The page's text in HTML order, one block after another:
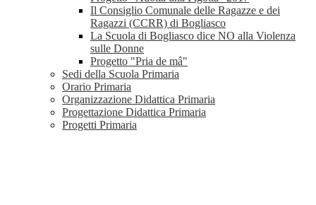
Il Consiglio Comunale delle Ragazze e dei
Ragazzi (CCRR) di Bogliasco
La Scuola di Bogliasco dice NO alla Violenza
sulle Donne
Progetto "Pria de mâ"
Sedi della Scuola Primaria
Orario Primaria
Organizzazione Didattica Primaria
Progettazione Didattica Primaria
Progetti Primaria